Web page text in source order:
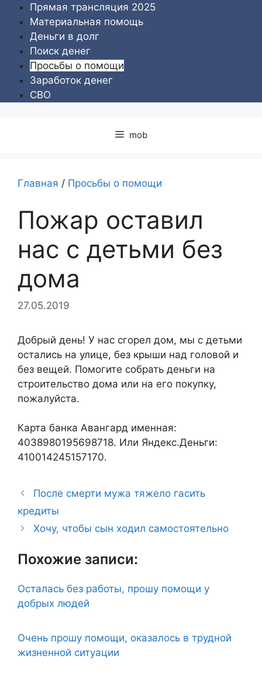
Перейти
содержимому
Прямая трансляция 2025
Материальная помощь
Деньги в долг
Поиск денег
Просьбы о помощи
Заработок денег
СВО
mob
Главная / Просьбы о помощи
Пожар оставил
нас с детьми без
дома
27.05.2019
Добрый день! У нас сгорел дом, мы с детьми
остались на улице, без крыши над головой и
без вещей. Помогите собрать деньги на
строительство дома или на его покупку,
пожалуйста.
Карта банка Авангард именная:
4038980195698718. Или Яндекс.Деньги:
410014245157170.
После смерти мужа тяжело гасить
кредиты
Хочу, чтобы сын ходил самостоятельно
Похожие записи:
Осталась без работы, прошу помощи у
добрых людей
Очень прошу помощи, оказалось в трудной
жизненной ситуации